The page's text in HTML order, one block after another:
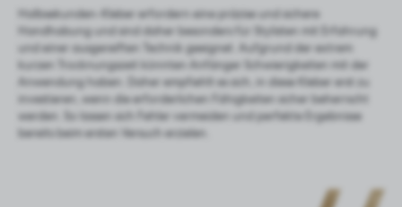
Halbsekunden-Kleber erfordern eine präzise und sichere
Handhabung und sind daher besonders für Stylisten mit Erfahrung
und einer ausgereiften Technik geeignet. Aufgrund der extrem
kurzen Trocknungszeit könnten Anfänger Schwierigkeiten mit der
Anwendung haben. Daher empfiehlt es sich, in diese Kleber erst zu
investieren, wenn die erforderlichen Fähigkeiten sicher beherrscht
werden. So lassen sich Fehler vermeiden und perfekte Ergebnisse
bereits beim ersten Versuch erzielen.